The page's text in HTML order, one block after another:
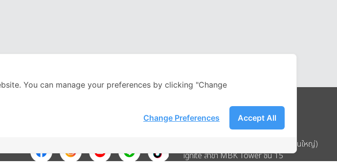
Address
บริษัท อิกไนท์ เอ สตาร์ จำกัด (สำนักงานใหญ่)
ignite สาขา MBK Tower ชั้น 15
You can manage your preferences by clicking "Change
Accept All
Change Preferences